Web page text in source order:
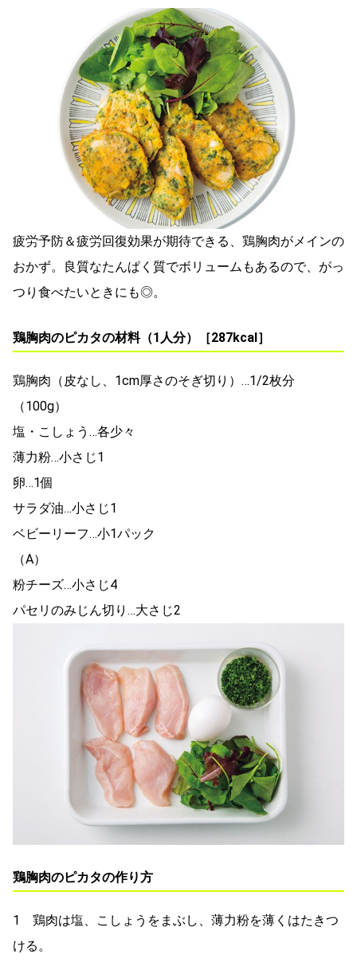
疲労予防＆疲労回復効果が期待できる、鶏胸肉がメインの
おかず。良質なたんぱく質でボリュームもあるので、がっ
つり食べたいときにも◎。
鶏胸肉のピカタの材料（1人分）［287kcal］
鶏胸肉（皮なし、1cm厚さのそぎ切り）…1/2枚分
（100g）
塩・こしょう…各少々
薄力粉…小さじ1
卵…1個
サラダ油…小さじ1
ベビーリーフ…小1パック
（A）
粉チーズ…小さじ4
パセリのみじん切り…大さじ2
鶏胸肉のピカタの作り方
1 鶏肉は塩、こしょうをまぶし、薄力粉を薄くはたきつ
ける。